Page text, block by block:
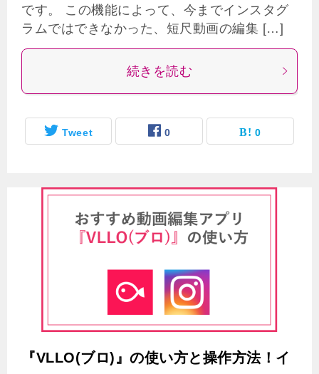
です。 この機能によって、今までインスタグ
ラムではできなかった、短尺動画の編集 […]
続きを読む
Tweet 0 0
『VLLO(ブロ)』の使い方と操作方法！イ